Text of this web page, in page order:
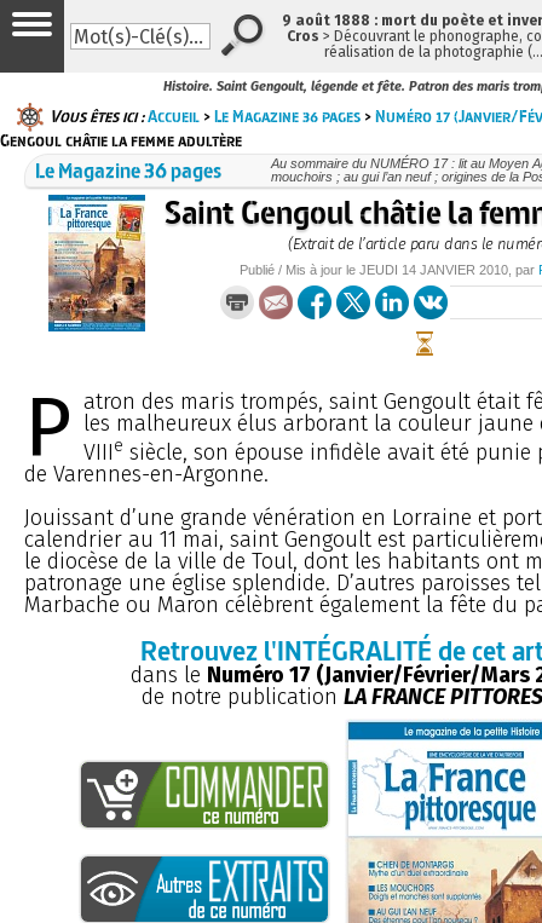
Histoire. Saint Gengoult, légende et fête. Patron des maris
Vous êtes ici :Accueil >Le Magazine 36 pages >Numéro 17 (Janvier/
Gengoul châtie la femme adultère
Le Magazine 36 pages
Au sommaire du NUMÉRO 17 : lit au Moyen
mouchoirs ; au gui l’an neuf ; origines de la
Saint Gengoul châtie la
(Extrait de l’article paru dans le
Publié / Mis à jour leJEUDI 14 JANVIER 2010 , par
P atron des maris trompés, saint Gengoult était
les malheureux élus arborant la couleur jaune
VIIIe siècle, son épouse infidèle avait été
de Varennes-en-Argonne.
Jouissant d’une grande vénération en Lorraine et
calendrier au 11 mai, saint Gengoult est
le diocèse de la ville de Toul, dont les habitants ont
patronage une église splendide. D’autres paroisses
Marbache ou Maron célèbrent également la fête du
Retrouvez l'INTÉGRALITÉ de cet
dans le Numéro 17 (Janvier/Février/Mars
de notre publication LA FRANCE
9 août 1888 : mort du poète et
Cros > Découvrant le phonographe,
réalisation de la photographie